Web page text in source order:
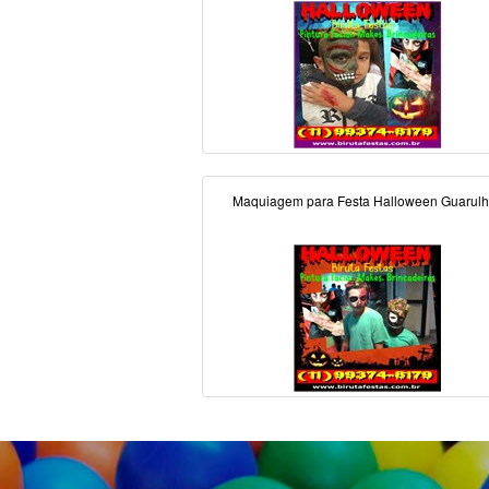
Maquiagem para Festa Halloween